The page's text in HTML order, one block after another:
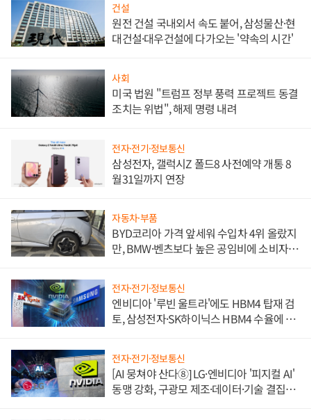
건설
원전 건설 국내외서 속도 붙어, 삼성물산·현
대건설·대우건설에 다가오는 '약속의 시간'
사회
미국 법원 "트럼프 정부 풍력 프로젝트 동결
조치는 위법", 해제 명령 내려
전자·전기·정보통신
삼성전자, 갤럭시Z 폴드8 사전예약 개통 8
월31일까지 연장
자동차·부품
BYD코리아 가격 앞세워 수입차 4위 올랐지
만, BMW·벤츠보다 높은 공임비에 소비자
전자·전기·정보통신
엔비디아 '루빈 울트라'에도 HBM4 탑재 검
토, 삼성전자·SK하이닉스 HBM4 수율에 주
전자·전기·정보통신
[AI 뭉쳐야 산다⑧] LG·엔비디아 '피지컬 AI'
동맹 강화, 구광모 제조·데이터·기술 결집